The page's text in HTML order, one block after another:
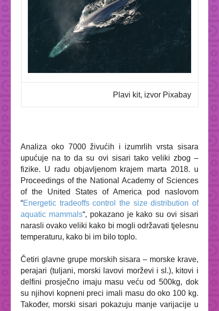
Plavi kit, izvor Pixabay
Analiza oko 7000 živućih i izumrlih vrsta sisara
upućuje na to da su ovi sisari tako veliki zbog –
fizike. U radu objavljenom krajem marta 2018. u
Proceedings of the National Academy of Sciences
of the United States of America pod naslovom
“Energetic tradeoffs control the size distribution of
aquatic mammals“, pokazano je kako su ovi sisari
narasli ovako veliki kako bi mogli održavati tjelesnu
temperaturu, kako bi im bilo toplo.
Četiri glavne grupe morskih sisara – morske krave,
perajari (tuljani, morski lavovi morževi i sl.), kitovi i
delfini prosječno imaju masu veću od 500kg, dok
su njihovi kopneni preci imali masu do oko 100 kg.
Također, morski sisari pokazuju manje varijacije u